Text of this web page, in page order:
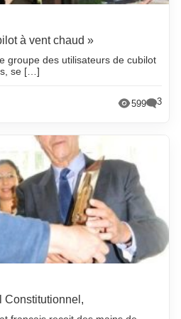
avril 2014
mars 2014
novembre 2013
octobre 2013
septembre 2013
août 2013
juillet 2013
juin 2013
à vent chaud »
groupe des utilisateurs de cubilot
se […]
599 3
Constitutionnel,